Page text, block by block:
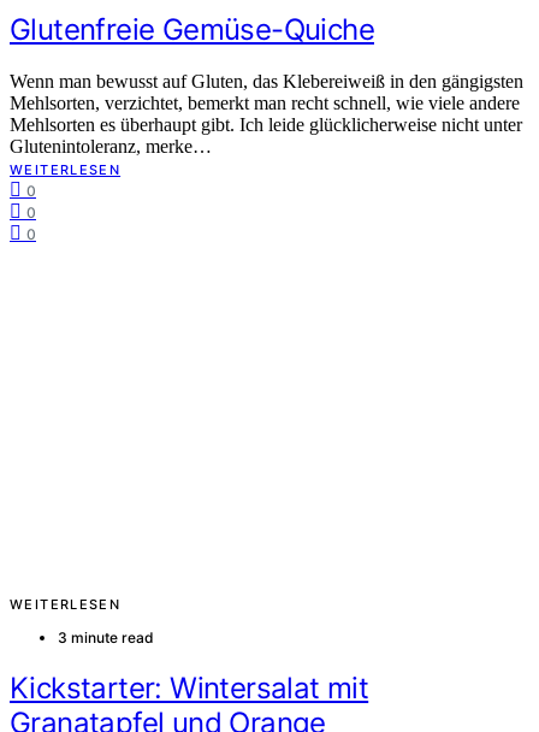
Glutenfreie Gemüse-Quiche
Wenn man bewusst auf Gluten, das Klebereiweiß in den gängigsten
Mehlsorten, verzichtet, bemerkt man recht schnell, wie viele andere
Mehlsorten es überhaupt gibt. Ich leide glücklicherweise nicht unter
Glutenintoleranz, merke…
WEITERLESEN
0
0
0
WEITERLESEN
3 minute read
Kickstarter: Wintersalat mit
Granatapfel und Orange